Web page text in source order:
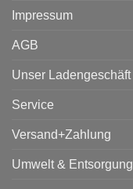
Impressum
AGB
Unser Ladengeschäft
Service
Versand+Zahlung
Umwelt & Entsorgung